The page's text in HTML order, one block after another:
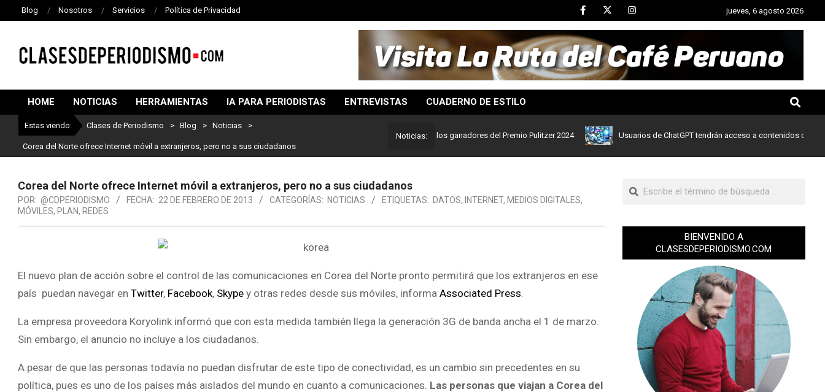
Blog Nosotros Servicios Política de Privacidad jueves, 6 agosto 2026
DE
PERIODISMO
HOME NOTICIAS HERRAMIENTAS IA PARA PERIODISTAS ENTREVISTAS CUADERNO DE ESTILO
Estas viendo: Clases de Periodismo > Blog > Noticias >
Corea del Norte ofrece Internet móvil a extranjeros, pero no a sus ciudadanos
Noticias:
Lo mejor del periodismo: Estos son los ganadores del Premio Pulitzer 2024 Usuarios de ChatGPT tendrán acceso a contenidos de noticias
Corea del Norte ofrece Internet móvil a extranjeros, pero no a sus ciudadanos
POR: @CDPERIODISMO FECHA: 22 DE FEBRERO DE 2013 CATEGORÍAS: NOTICIAS ETIQUETAS: DATOS, INTERNET, MEDIOS DIGITALES,
MÓVILES, PLAN, REDES
El nuevo plan de acción sobre el control de las comunicaciones en Corea del Norte pronto permitirá que los extranjeros en ese
país puedan navegar en Twitter, Facebook, Skype y otras redes desde sus móviles, informa Associated Press.
La empresa proveedora Koryolink informó que con esta medida también llega la generación 3G de banda ancha el 1 de marzo.
Sin embargo, el anuncio no incluye a los ciudadanos.
A pesar de que las personas todavía no puedan disfrutar de este tipo de conectividad, es un cambio sin precedentes en su
política, pues es uno de los países más aislados del mundo en cuanto a comunicaciones. Las personas que viajan a Corea del
BIENVENIDO A
CLASESDEPERIODISMO.COM